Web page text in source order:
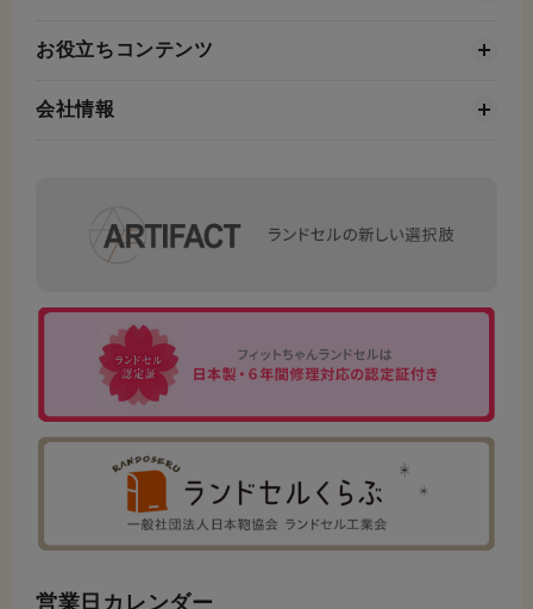
お役立ちコンテンツ
会社情報
営業日カレンダー